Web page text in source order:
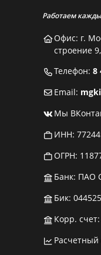
Работаем
Офис: г.
строение
Телефон: 8
Email:
Мы
ИНН:
ОГРН:
Банк: ПАО
Бик:
Корр.
Расчетный